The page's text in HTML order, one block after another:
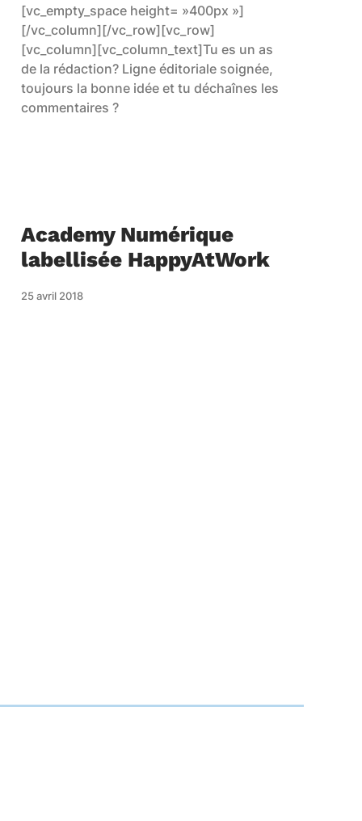
[vc_empty_space height= »400px »]
[/vc_column][/vc_row][vc_row]
[vc_column][vc_column_text]Tu es un as
de la rédaction? Ligne éditoriale soignée,
toujours la bonne idée et tu déchaînes les
commentaires ?
Academy Numérique
labellisée HappyAtWork
25 avril 2018